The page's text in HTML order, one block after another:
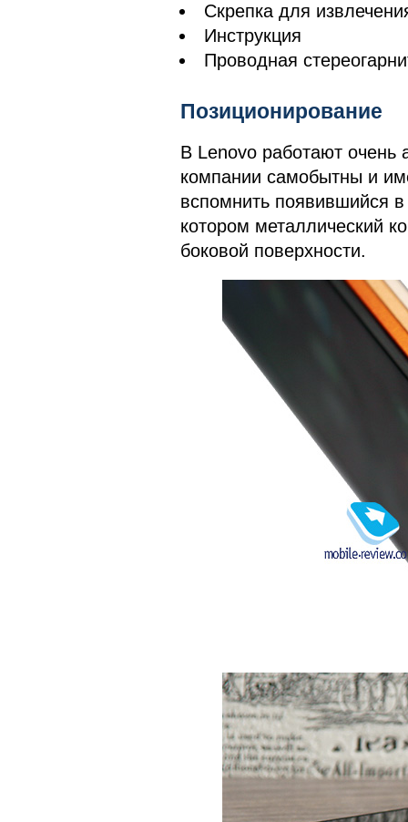
Скрепка для
Инструкция
Проводная
Позиционирование
В Lenovo работают
компании самобытны и
вспомнить появившийся
котором металлический
боковой поверхности.